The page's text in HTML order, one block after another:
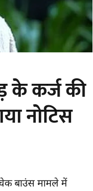
के कर्ज की
नोटिस
चेक बाउंस मामले में